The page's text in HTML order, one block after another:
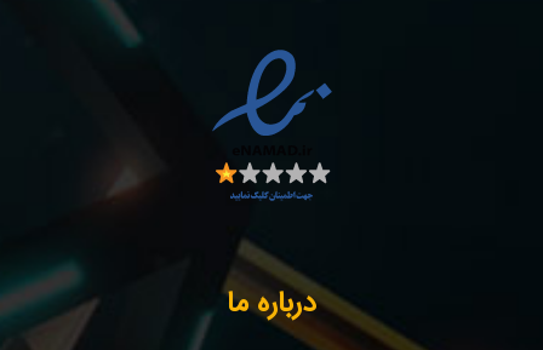
درباره ما